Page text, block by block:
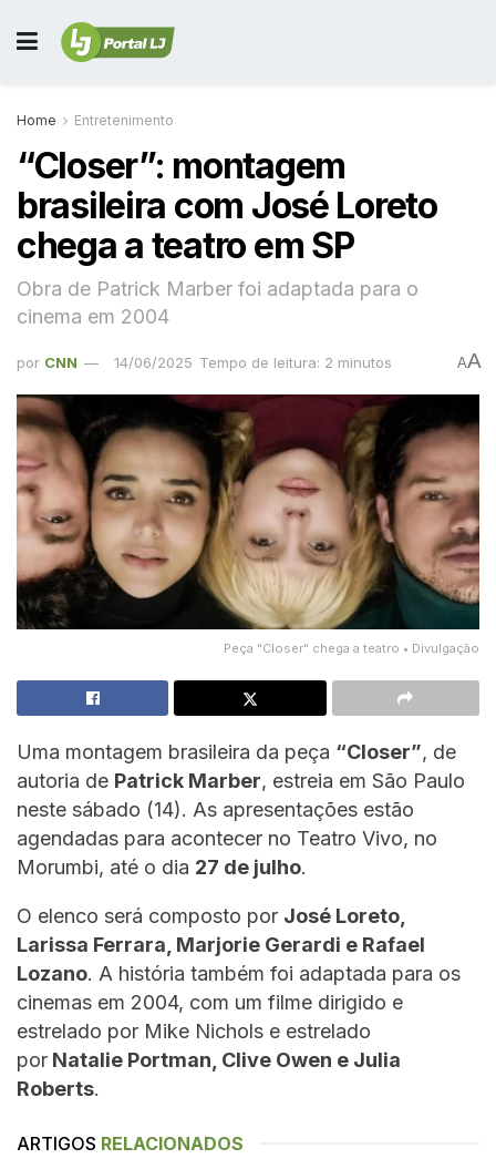
Home Entretenimento
“Closer”: montagem
brasileira com José Loreto
chega a teatro em SP
Obra de Patrick Marber foi adaptada para o
cinema em 2004
por CNN 14/06/2025 Tempo de leitura: 2 minutos AA
Peça "Closer" chega a teatro • Divulgação
Uma montagem brasileira da peça “Closer”, de
autoria de Patrick Marber, estreia em São Paulo
neste sábado (14). As apresentações estão
agendadas para acontecer no Teatro Vivo, no
Morumbi, até o dia 27 de julho.
O elenco será composto por José Loreto,
Larissa Ferrara, Marjorie Gerardi e Rafael
Lozano. A história também foi adaptada para os
cinemas em 2004, com um filme dirigido e
estrelado por Mike Nichols e estrelado
por Natalie Portman, Clive Owen e Julia
Roberts.
ARTIGOS RELACIONADOS